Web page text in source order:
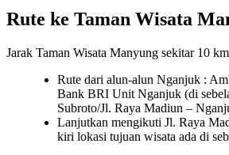
Rute ke Taman Wisata
Jarak Taman Wisata Manyung sekitar 10
Rute dari alun-alun Nganjuk :
Bank BRI Unit Nganjuk (di
Subroto/Jl. Raya Madiun –
Lanjutkan mengikuti Jl. Raya
kiri lokasi tujuan wisata ada di